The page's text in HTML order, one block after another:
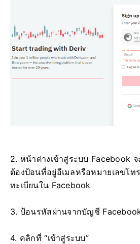
2. หน้าต่างเข้าสู่ระบบ Facebook
ต้องป้อนที่อยู่อีเมลหรือหมายเลขโ
ทะเบียนใน Facebook
3. ป้อนรหัสผ่านจากบัญชี
4. คลิกที่ “เข้าสู่ระบบ”